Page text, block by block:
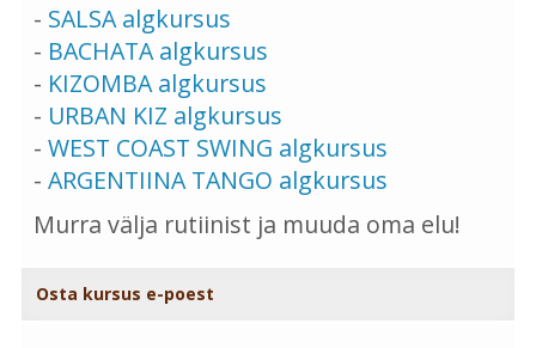
- SALSA algkursus
- BACHATA algkursus
- KIZOMBA algkursus
- URBAN KIZ algkursus
- WEST COAST SWING algkursus
- ARGENTIINA TANGO algkursus
Murra välja rutiinist ja muuda oma elu!
Osta kursus e-poest